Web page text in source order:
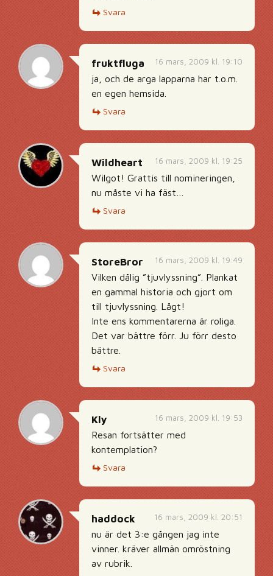
Svara
16 mars, 2009 kl. 19:10
fruktfluga
ja, och de arga lapparna har t.o.m.
en egen hemsida.
Svara
16 mars, 2009 kl. 19:25
Wildheart
Wilgot! Grattis till nomineringen,
nu måste vi ha fäst…
Svara
16 mars, 2009 kl. 19:49
StoreBror
Vilken dålig ”tjuvlyssning”. Plankat
en gammal historia och gjort om
till tjuvlyssning. Lågt!
Inte ens kommentarerna är roliga.
Det var bättre förr. Ju förr desto
bättre.
Svara
16 mars, 2009 kl. 19:53
Kly
Resan fortsätter med
kontemplation?
Svara
16 mars, 2009 kl. 20:51
haddock
nu är det 3:e gången jag inte
vinner. kräver allmän omröstning
av rubrik.